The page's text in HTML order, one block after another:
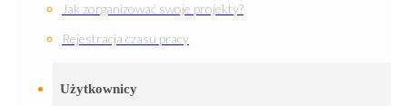
Jak zorganizować swoje projekty?
Rejestracja czasu pracy
Użytkownicy